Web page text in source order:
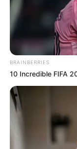
BRAINBERRIES
10 Incredible FIFA